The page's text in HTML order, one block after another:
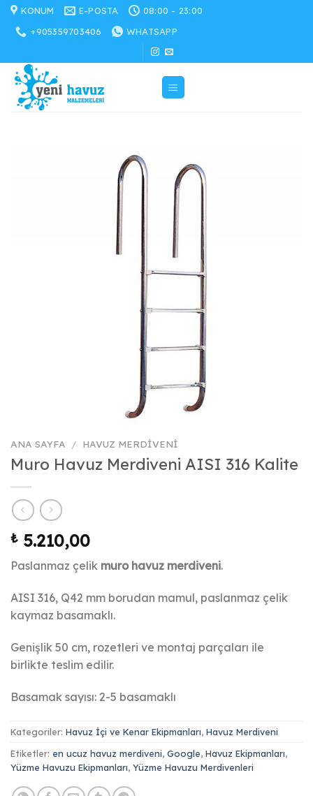
İçeriğe
atla
KONUM E-POSTA
08:00 - 23:00
+905359703406
WHATSAPP
ANA SAYFA / HAVUZ MERDIVENI
Muro Havuz Merdiveni AISI 316 Kalite
₺ 5.210,00
Paslanmaz çelik muro havuz merdiveni.
AISI 316, Q42 mm borudan mamul, paslanmaz çelik
kaymaz basamaklı.
Genişlik 50 cm, rozetleri ve montaj parçaları ile
birlikte teslim edilir.
Basamak sayısı: 2-5 basamaklı
Kategoriler: Havuz İçi ve Kenar Ekipmanları, Havuz Merdiveni
Etiketler: en ucuz havuz merdiveni, Google, Havuz Ekipmanları,
Yüzme Havuzu Ekipmanları, Yüzme Havuzu Merdivenleri